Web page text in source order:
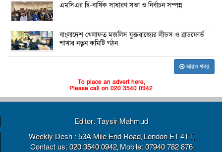
এমসিএর দ্বি-বার্ষিক সাধারণ সভা ও নির্বাচন সম্পন্ন
বাংলাদেশ খেলাফত মজলিস যুক্তরাজ্যের লীডস ও ব্রাডফোর্ড
শাখার নতুন কমিটি গঠন
আরও খবর
To place an advert here,
Please call on 020 3540 0942
Editor: Taysir Mahmud
Weekly Desh : 53A Mile End Road, London E1 4TT,
Contact us: 020 3540 0942, Mobile: 07940 782 876